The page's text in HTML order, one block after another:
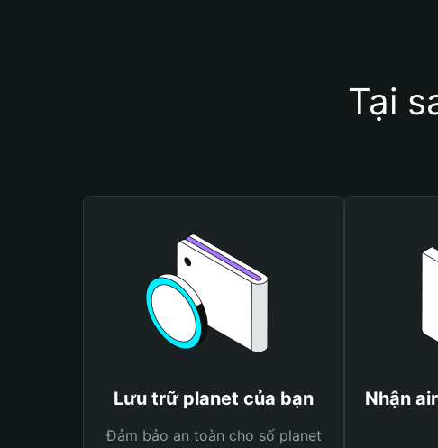
Tại
Lưu trữ planet của bạn
Đảm bảo an toàn cho số planet
Nhận